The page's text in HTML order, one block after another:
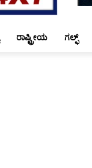
ರಾಷ್ಟ್ರೀಯ ಗಲ್ಫ್